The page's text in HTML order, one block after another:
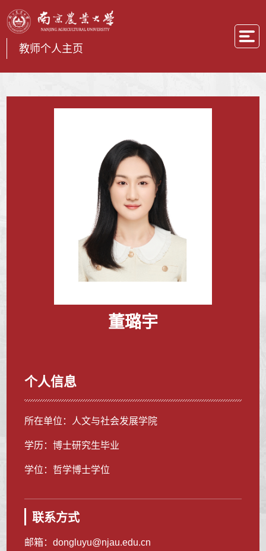
教师个人主页
董璐宇
个人信息
所在单位：人文与社会发展学院
学历：博士研究生毕业
学位：哲学博士学位
联系方式
邮箱：dongluyu@njau.edu.cn